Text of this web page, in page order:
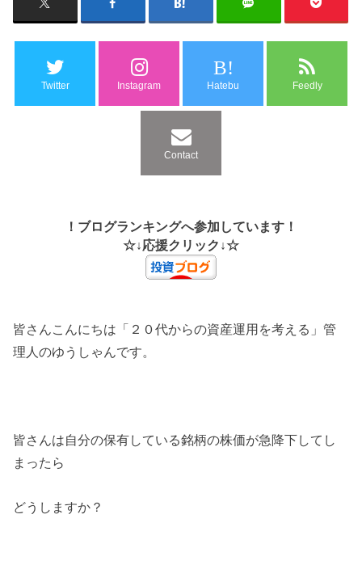
Twitter Instagram
B!
Hatebu Feedly
Contact
！ブログランキングへ参加しています！
☆↓応援クリック↓☆
皆さんこんにちは「２０代からの資産運用を考える」管
理人のゆうしゃんです。
皆さんは自分の保有している銘柄の株価が急降下してし
まったら
どうしますか？